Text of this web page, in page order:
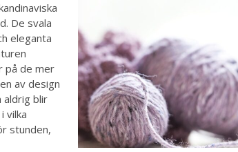
De svala
eleganta
på de mer
av design
aldrig blir
vilka
stunden,